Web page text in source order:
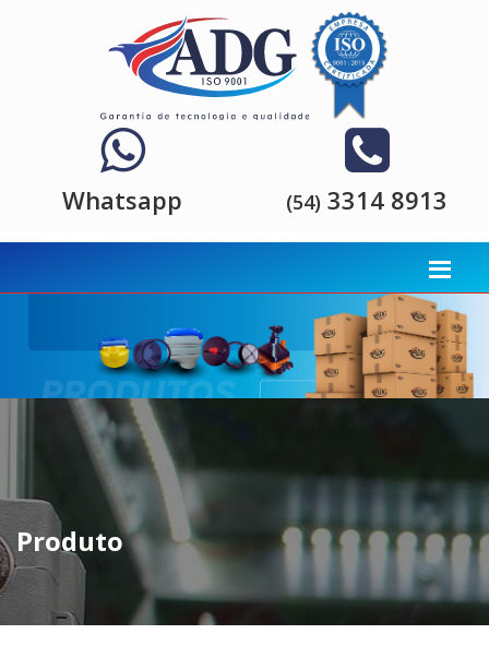
Whatsapp (54) 3314 8913
Produto